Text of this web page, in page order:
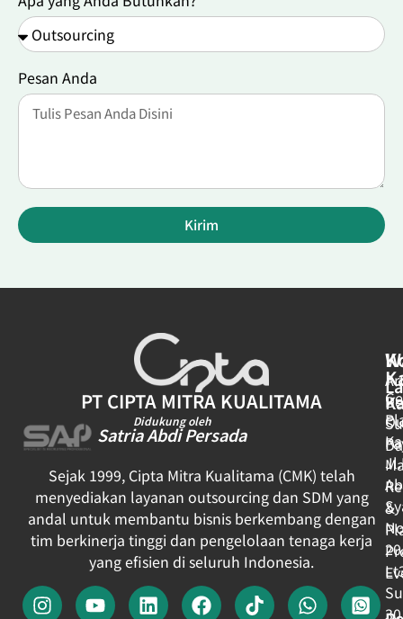
Pesan Anda
Kirim
PT CIPTA MITRA KUALITAMA
Didukung oleh
Satria Abdi Persada
Sejak 1999, Cipta Mitra Kualitama (CMK) telah
menyediakan layanan outsourcing dan SDM yang
andal untuk membantu bisnis berkembang dengan
tim berkinerja tinggi dan pengelolaan tenaga kerja
yang efisien di seluruh Indonesia.
&